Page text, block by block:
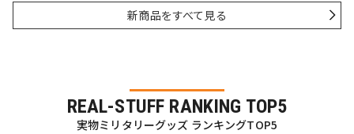
新商品をすべて見る
REAL-STUFF RANKING TOP5
実物ミリタリーグッズ ランキングTOP5